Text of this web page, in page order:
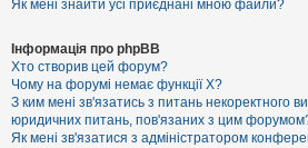
Як мені знайти усі приєднані мною файли?
Інформація про phpBB
Хто створив цей форум?
Чому на форумі немає функції X?
З ким мені зв'язатись з питань некоректного
юридичних питань, пов'язаних з цим
Як мені зв'язатися з адміністратором